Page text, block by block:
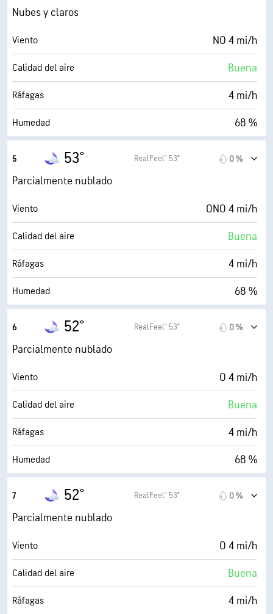
AccuLumen Brightness Index™
Nubosidad 67 %
Visibilidad 10 mi
Techo de nubes 30000 ft
Nubes y claros
Viento NO 4 mi/h
Calidad del aire Buena
Ráfagas 4 mi/h
Humedad 68 %
Punto de rocío
AccuLumen Brightness Index™
Nubosidad 55 %
Visibilidad 10 mi
Techo de nubes 30000 ft
5 53° RealFeel® 53° 0 %
Parcialmente nublado
Viento ONO 4 mi/h
Calidad del aire Buena
Ráfagas 4 mi/h
Humedad 68 %
Punto de rocío
AccuLumen Brightness Index™
Nubosidad 43 %
Visibilidad 10 mi
Techo de nubes 30000 ft
6 52° RealFeel® 53° 0 %
Parcialmente nublado
Viento O 4 mi/h
Calidad del aire Buena
Ráfagas 4 mi/h
Humedad 68 %
Punto de rocío
AccuLumen Brightness Index™
Nubosidad 30 %
Visibilidad 10 mi
Techo de nubes 30000 ft
7 52° RealFeel® 53° 0 %
Parcialmente nublado
Viento O 4 mi/h
Calidad del aire Buena
Ráfagas 4 mi/h